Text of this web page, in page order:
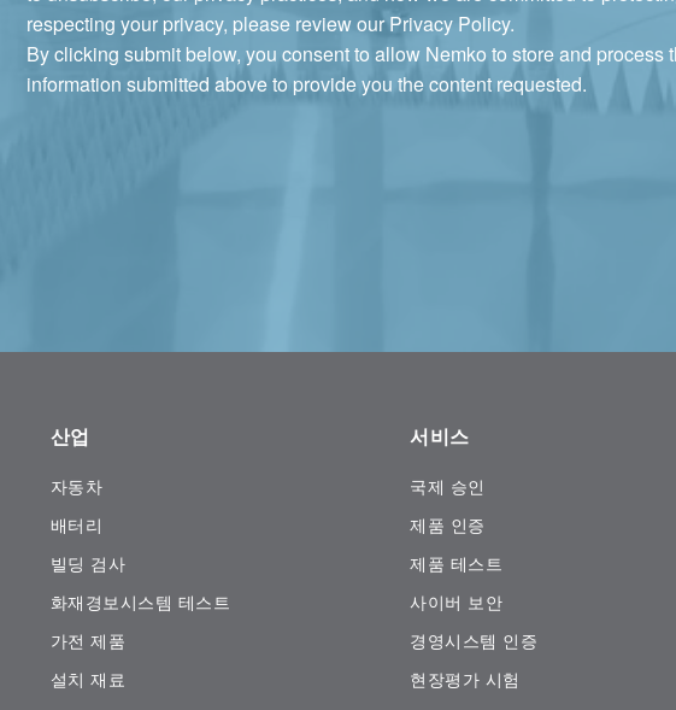
respecting your privacy, please review our Privacy Policy.
By clicking submit below, you consent to allow Nemko to store and process
information submitted above to provide you the content requested.
산업
자동차
배터리
빌딩 검사
화재경보시스템 테스트
가전 ​​제품
설치 재료
서비스
국제 승인
제품 인증
제품 테스트
사이버 보안
경영시스템 인증
현장평가 시험